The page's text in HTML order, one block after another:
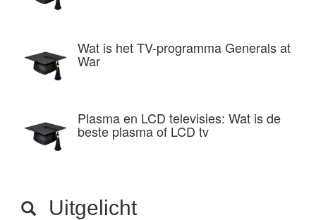
Wat is het TV-programma Generals at
War
Plasma en LCD televisies: Wat is de
beste plasma of LCD tv
Uitgelicht